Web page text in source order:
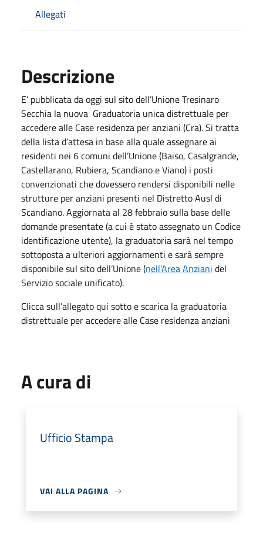
Allegati
Descrizione
E’ pubblicata da oggi sul sito dell’Unione Tresinaro
Secchia la nuova Graduatoria unica distrettuale per
accedere alle Case residenza per anziani (Cra). Si tratta
della lista d’attesa in base alla quale assegnare ai
residenti nei 6 comuni dell’Unione (Baiso, Casalgrande,
Castellarano, Rubiera, Scandiano e Viano) i posti
convenzionati che dovessero rendersi disponibili nelle
strutture per anziani presenti nel Distretto Ausl di
Scandiano. Aggiornata al 28 febbraio sulla base delle
domande presentate (a cui è stato assegnato un Codice
identificazione utente), la graduatoria sarà nel tempo
sottoposta a ulteriori aggiornamenti e sarà sempre
disponibile sul sito dell’Unione (nell’Area Anziani del
Servizio sociale unificato).
Clicca sull’allegato qui sotto e scarica la graduatoria
distrettuale per accedere alle Case residenza anziani
A cura di
Ufficio Stampa
VAI ALLA PAGINA